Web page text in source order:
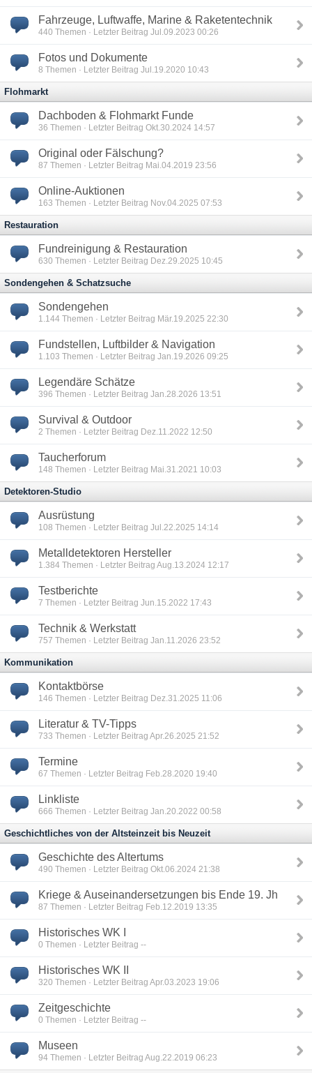
Fahrzeuge, Luftwaffe, Marine & Raketentechnik
440 Themen · Letzter Beitrag Jul.09.2023 00:26
Fotos und Dokumente
8 Themen · Letzter Beitrag Jul.19.2020 10:43
Flohmarkt
Dachboden & Flohmarkt Funde
36 Themen · Letzter Beitrag Okt.30.2024 14:57
Original oder Fälschung?
87 Themen · Letzter Beitrag Mai.04.2019 23:56
Online-Auktionen
163 Themen · Letzter Beitrag Nov.04.2025 07:53
Restauration
Fundreinigung & Restauration
630 Themen · Letzter Beitrag Dez.29.2025 10:45
Sondengehen & Schatzsuche
Sondengehen
1.144 Themen · Letzter Beitrag Mär.19.2025 22:30
Fundstellen, Luftbilder & Navigation
1.103 Themen · Letzter Beitrag Jan.19.2026 09:25
Legendäre Schätze
396 Themen · Letzter Beitrag Jan.28.2026 13:51
Survival & Outdoor
2 Themen · Letzter Beitrag Dez.11.2022 12:50
Taucherforum
148 Themen · Letzter Beitrag Mai.31.2021 10:03
Detektoren-Studio
Ausrüstung
108 Themen · Letzter Beitrag Jul.22.2025 14:14
Metalldetektoren Hersteller
1.384 Themen · Letzter Beitrag Aug.13.2024 12:17
Testberichte
7 Themen · Letzter Beitrag Jun.15.2022 17:43
Technik & Werkstatt
757 Themen · Letzter Beitrag Jan.11.2026 23:52
Kommunikation
Kontaktbörse
146 Themen · Letzter Beitrag Dez.31.2025 11:06
Literatur & TV-Tipps
733 Themen · Letzter Beitrag Apr.26.2025 21:52
Termine
67 Themen · Letzter Beitrag Feb.28.2020 19:40
Linkliste
666 Themen · Letzter Beitrag Jan.20.2022 00:58
Geschichtliches von der Altsteinzeit bis Neuzeit
Geschichte des Altertums
490 Themen · Letzter Beitrag Okt.06.2024 21:38
Kriege & Auseinandersetzungen bis Ende 19. Jh
87 Themen · Letzter Beitrag Feb.12.2019 13:35
Historisches WK I
0 Themen · Letzter Beitrag --
Historisches WK II
320 Themen · Letzter Beitrag Apr.03.2023 19:06
Zeitgeschichte
0 Themen · Letzter Beitrag --
Museen
94 Themen · Letzter Beitrag Aug.22.2019 06:23